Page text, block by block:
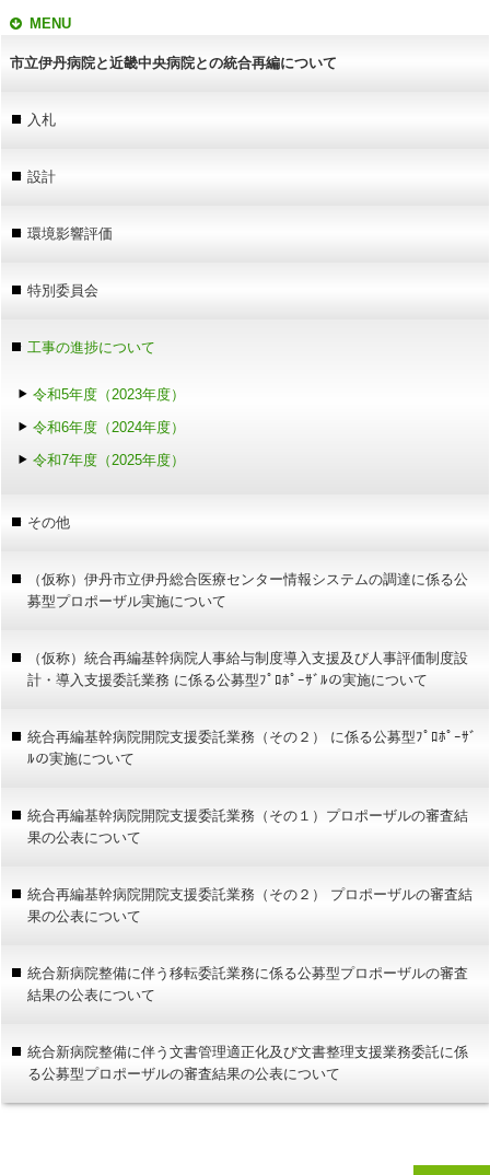
MENU
市立伊丹病院と近畿中央病院との統合再編について
入札
設計
環境影響評価
特別委員会
工事の進捗について
令和5年度（2023年度）
令和6年度（2024年度）
令和7年度（2025年度）
その他
（仮称）伊丹市立伊丹総合医療センター情報システムの調達に係る公
募型プロポーザル実施について
（仮称）統合再編基幹病院人事給与制度導入支援及び人事評価制度設
計・導入支援委託業務 に係る公募型ﾌﾟﾛﾎﾟｰｻﾞﾙの実施について
統合再編基幹病院開院支援委託業務（その２） に係る公募型ﾌﾟﾛﾎﾟｰｻﾞ
ﾙの実施について
統合再編基幹病院開院支援委託業務（その１）プロポーザルの審査結
果の公表について
統合再編基幹病院開院支援委託業務（その２） プロポーザルの審査結
果の公表について
統合新病院整備に伴う移転委託業務に係る公募型プロポーザルの審査
結果の公表について
統合新病院整備に伴う文書管理適正化及び文書整理支援業務委託に係
る公募型プロポーザルの審査結果の公表について